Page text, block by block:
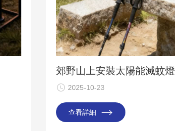
郊野山上安裝太陽能滅蚊燈
2025-10-23
查看詳細